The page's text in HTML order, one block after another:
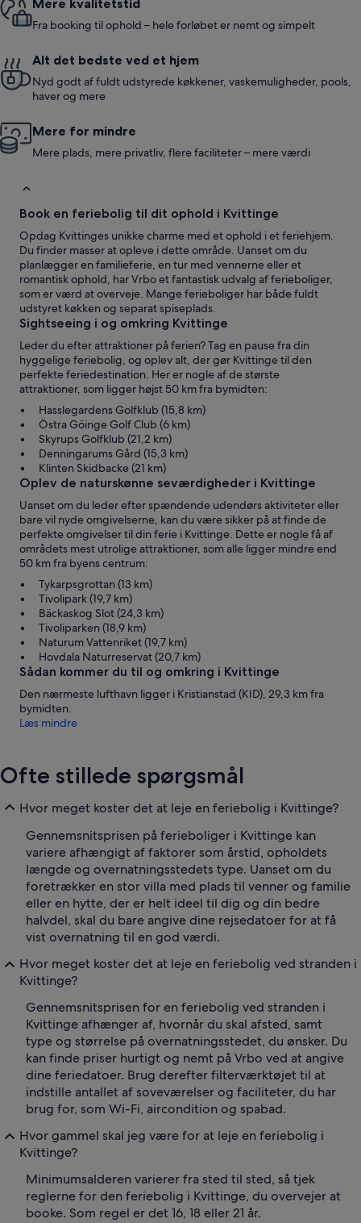
Mere kvalitetstid
Fra booking til ophold – hele forløbet er nemt og simpelt
Alt det bedste ved et hjem
Nyd godt af fuldt udstyrede køkkener, vaskemuligheder, pools,
haver og mere
Mere for mindre
Mere plads, mere privatliv, flere faciliteter – mere værdi
Book en feriebolig til dit ophold i Kvittinge
Opdag Kvittinges unikke charme med et ophold i et feriehjem.
Du finder masser at opleve i dette område. Uanset om du
planlægger en familieferie, en tur med vennerne eller et
romantisk ophold, har Vrbo et fantastisk udvalg af ferieboliger,
som er værd at overveje. Mange ferieboliger har både fuldt
udstyret køkken og separat spiseplads.
Sightseeing i og omkring Kvittinge
Leder du efter attraktioner på ferien? Tag en pause fra din
hyggelige feriebolig, og oplev alt, der gør Kvittinge til den
perfekte feriedestination. Her er nogle af de største
attraktioner, som ligger højst 50 km fra bymidten:
Hasslegardens Golfklub (15,8 km)
Östra Göinge Golf Club (6 km)
Skyrups Golfklub (21,2 km)
Denningarums Gård (15,3 km)
Klinten Skidbacke (21 km)
Oplev de naturskønne seværdigheder i Kvittinge
Uanset om du leder efter spændende udendørs aktiviteter eller
bare vil nyde omgivelserne, kan du være sikker på at finde de
perfekte omgivelser til din ferie i Kvittinge. Dette er nogle få af
områdets mest utrolige attraktioner, som alle ligger mindre end
50 km fra byens centrum:
Tykarpsgrottan (13 km)
Tivolipark (19,7 km)
Bäckaskog Slot (24,3 km)
Tivoliparken (18,9 km)
Naturum Vattenriket (19,7 km)
Hovdala Naturreservat (20,7 km)
Sådan kommer du til og omkring i Kvittinge
Den nærmeste lufthavn ligger i Kristianstad (KID), 29,3 km fra
bymidten.
Læs mindre
Ofte stillede spørgsmål
Hvor meget koster det at leje en feriebolig i Kvittinge?
Gennemsnitsprisen på ferieboliger i Kvittinge kan
variere afhængigt af faktorer som årstid, opholdets
længde og overnatningsstedets type. Uanset om du
foretrækker en stor villa med plads til venner og familie
eller en hytte, der er helt ideel til dig og din bedre
halvdel, skal du bare angive dine rejsedatoer for at få
vist overnatning til en god værdi.
Hvor meget koster det at leje en feriebolig ved stranden i
Kvittinge?
Gennemsnitsprisen for en feriebolig ved stranden i
Kvittinge afhænger af, hvornår du skal afsted, samt
type og størrelse på overnatningsstedet, du ønsker. Du
kan finde priser hurtigt og nemt på Vrbo ved at angive
dine feriedatoer. Brug derefter filterværktøjet til at
indstille antallet af soveværelser og faciliteter, du har
brug for, som Wi-Fi, aircondition og spabad.
Hvor gammel skal jeg være for at leje en feriebolig i
Kvittinge?
Minimumsalderen varierer fra sted til sted, så tjek
reglerne for den feriebolig i Kvittinge, du overvejer at
booke. Som regel er det 16, 18 eller 21 år.